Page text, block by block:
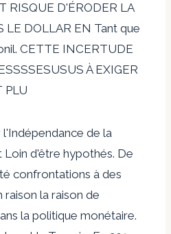
RISQUE D'ÉRODER LA
LE DOLLAR EN Tant que
CETTE INCERTUDE
À EXIGER
PLU
de la
Loin d'être hypothés. De
confrontations à des
la raison de
la politique monétaire.